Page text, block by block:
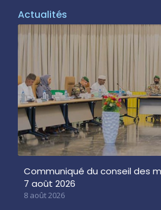
Actualités
Communiqué du conseil des
7 août 2026
8 août 2026